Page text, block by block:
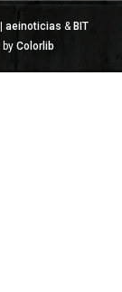
aeinoticias & BIT
by Colorlib